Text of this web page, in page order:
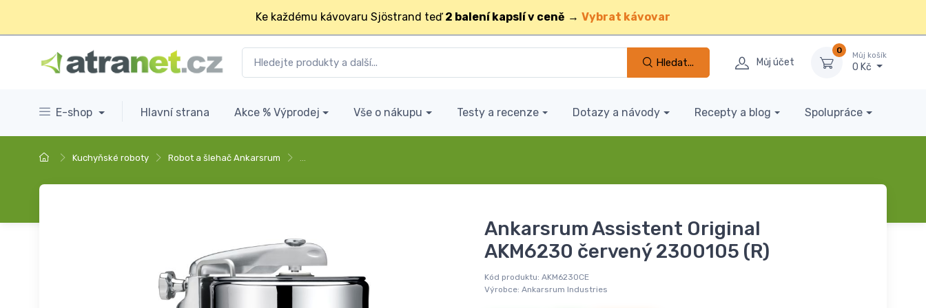
Ke každému kávovaru Sjöstrand teď 2 balení kapslí v ceně → Vybrat kávovar
Hledat... Můj účet
0
Můj košík
0 Kč
E-shop Hlavní strana Akce % Výprodej Vše o nákupu Testy a recenze Dotazy a návody Recepty a blog Spolupráce
Kuchyňské roboty Robot a šlehač Ankarsrum
Ankarsrum Assistent Original
AKM6230 červený 2300105 (R)
Kód produktu: AKM6230CE
Výrobce: Ankarsrum Industries